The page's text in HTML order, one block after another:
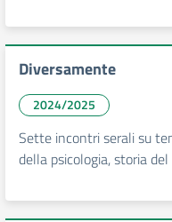
Diversamente
2024/2025
Sette incontri serali su
della psicologia, storia